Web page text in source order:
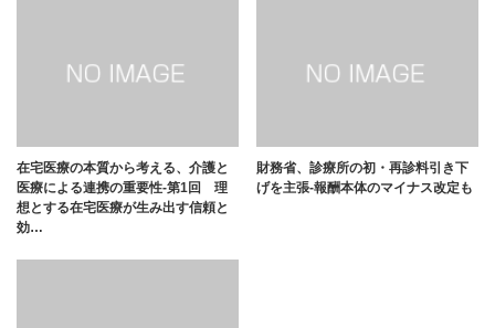
在宅医療の本質から考える、介護と
医療による連携の重要性-第1回 理
想とする在宅医療が生み出す信頼と
効…
財務省、診療所の初・再診料引き下
げを主張-報酬本体のマイナス改定も